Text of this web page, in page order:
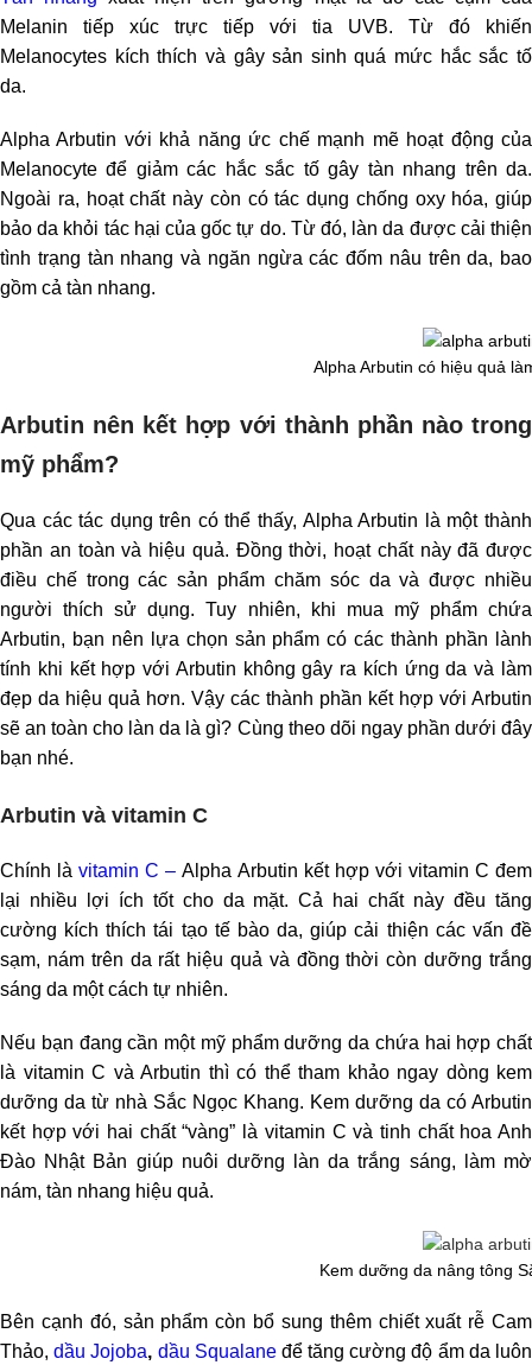
Melanin tiếp xúc trực tiếp với tia UVB. Từ đó khiến
Melanocytes kích thích và gây sản sinh quá mức hắc sắc tố
da.
Alpha Arbutin với khả năng ức chế mạnh mẽ hoạt động của
Melanocyte để giảm các hắc sắc tố gây tàn nhang trên da.
Ngoài ra, hoạt chất này còn có tác dụng chống oxy hóa, giúp
bảo da khỏi tác hại của gốc tự do. Từ đó, làn da được cải thiện
tình trạng tàn nhang và ngăn ngừa các đốm nâu trên da, bao
gồm cả tàn nhang.
Alpha Arbutin có hiệu quả
Arbutin nên kết hợp với thành phần nào trong
mỹ phẩm?
Qua các tác dụng trên có thể thấy, Alpha Arbutin là một thành
phần an toàn và hiệu quả. Đồng thời, hoạt chất này đã được
điều chế trong các sản phẩm chăm sóc da và được nhiều
người thích sử dụng. Tuy nhiên, khi mua mỹ phẩm chứa
Arbutin, bạn nên lựa chọn sản phẩm có các thành phần lành
tính khi kết hợp với Arbutin không gây ra kích ứng da và làm
đẹp da hiệu quả hơn. Vậy các thành phần kết hợp với Arbutin
sẽ an toàn cho làn da là gì? Cùng theo dõi ngay phần dưới đây
bạn nhé.
Arbutin và vitamin C
Chính làvitamin C – Alpha Arbutin kết hợp với vitamin C đem
lại nhiều lợi ích tốt cho da mặt. Cả hai chất này đều tăng
cường kích thích tái tạo tế bào da, giúp cải thiện các vấn đề
sạm, nám trên da rất hiệu quả và đồng thời còn dưỡng trắng
sáng da một cách tự nhiên.
Nếu bạn đang cần một mỹ phẩm dưỡng da chứa hai hợp chất
là vitamin C và Arbutin thì có thể tham khảo ngay dòng kem
dưỡng da từ nhà Sắc Ngọc Khang. Kem dưỡng da có Arbutin
kết hợp với hai chất “vàng” là vitamin C và tinh chất hoa Anh
Đào Nhật Bản giúp nuôi dưỡng làn da trắng sáng, làm mờ
nám, tàn nhang hiệu quả.
Kem dưỡng da nâng tông
Bên cạnh đó, sản phẩm còn bổ sung thêm chiết xuất rễ Cam
Thảo,dầu Jojoba, dầu Squalane để tăng cường độ ẩm da luôn